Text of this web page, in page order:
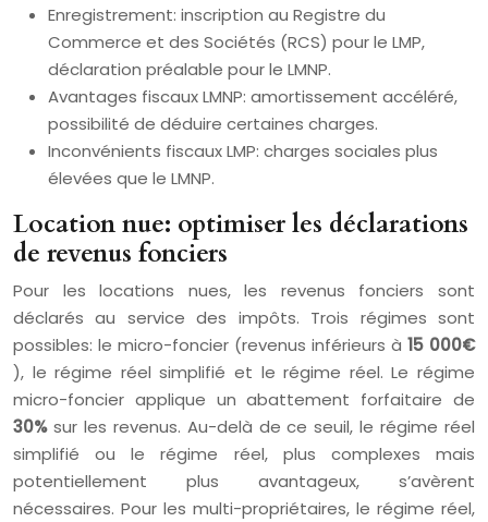
Enregistrement: inscription au Registre du
Commerce et des Sociétés (RCS) pour le LMP,
déclaration préalable pour le LMNP.
Avantages fiscaux LMNP: amortissement accéléré,
possibilité de déduire certaines charges.
Inconvénients fiscaux LMP: charges sociales plus
élevées que le LMNP.
Location nue: optimiser les déclarations
de revenus fonciers
Pour les locations nues, les revenus fonciers sont
déclarés au service des impôts. Trois régimes sont
possibles: le micro-foncier (revenus inférieurs à 15 000€
), le régime réel simplifié et le régime réel. Le régime
micro-foncier applique un abattement forfaitaire de
30% sur les revenus. Au-delà de ce seuil, le régime réel
simplifié ou le régime réel, plus complexes mais
potentiellement plus avantageux, s’avèrent
nécessaires. Pour les multi-propriétaires, le régime réel,